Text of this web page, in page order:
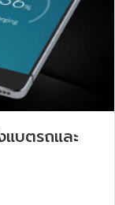
แบตรถและ